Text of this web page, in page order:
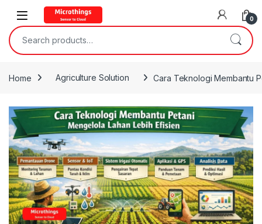
Open 0
Search for:
Home Agriculture Solution Cara Teknologi Membantu